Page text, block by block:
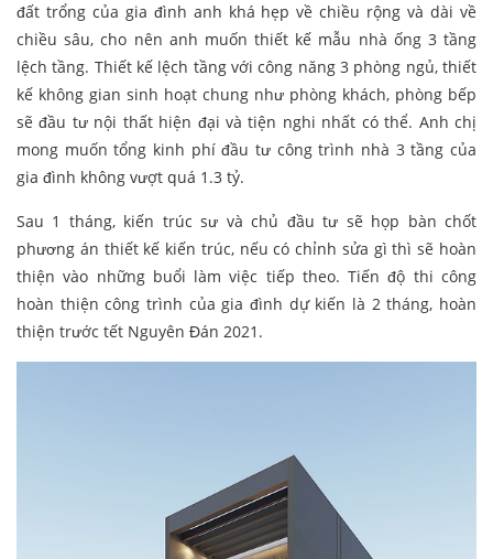
đất trổng của gia đình anh khá hẹp về chiều rộng và dài về
chiều sâu, cho nên anh muốn thiết kế mẫu nhà ống 3 tầng
lệch tầng. Thiết kế lệch tầng với công năng 3 phòng ngủ, thiết
kế không gian sinh hoạt chung như phòng khách, phòng bếp
sẽ đầu tư nội thất hiện đại và tiện nghi nhất có thể. Anh chị
mong muốn tổng kinh phí đầu tư công trình nhà 3 tầng của
gia đình không vượt quá 1.3 tỷ.
Sau 1 tháng, kiến trúc sư và chủ đầu tư sẽ họp bàn chốt
phương án thiết kế kiến trúc, nếu có chỉnh sửa gì thì sẽ hoàn
thiện vào những buổi làm việc tiếp theo. Tiến độ thi công
hoàn thiện công trình của gia đình dự kiến là 2 tháng, hoàn
thiện trước tết Nguyên Đán 2021.